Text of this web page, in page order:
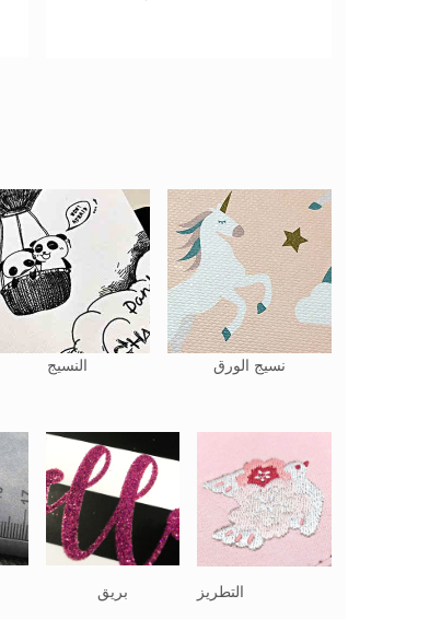
النسيج نسيج الورق
بريق التطريز